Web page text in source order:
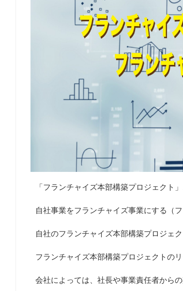
「フランチャイズ本部構築プロジェクト」
自社事業をフランチャイズ事業にする（
自社のフランチャイズ本部構築プロジェ
フランチャイズ本部構築プロジェクトの
会社によっては、社長や事業責任者から